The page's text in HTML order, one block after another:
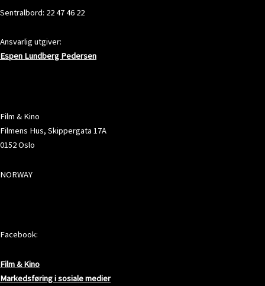
Sentralbord: 22 47 46 22
Ansvarlig utgiver:
Espen Lundberg Pedersen
Film & Kino
Filmens Hus, Skippergata 17A
0152 Oslo
NORWAY
Facebook:
Film & Kino
Markedsføring i sosiale medier